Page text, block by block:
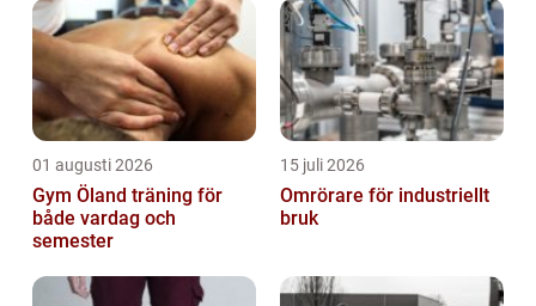
01 augusti 2026
Gym Öland träning för
både vardag och
semester
15 juli 2026
Omrörare för industriellt
bruk